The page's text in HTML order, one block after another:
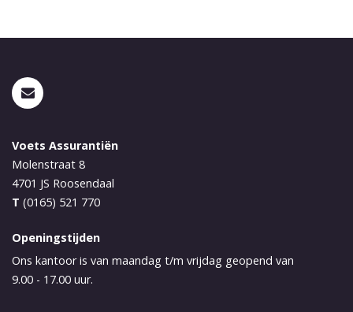
Voets Assurantiën
Molenstraat 8
4701 JS Roosendaal
T (0165) 521 770
Openingstijden
Ons kantoor is van maandag t/m vrijdag geopend van
9.00 - 17.00 uur.